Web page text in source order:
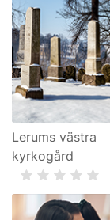
Lerums västra
kyrkogård